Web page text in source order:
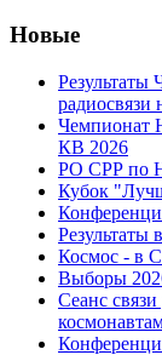
Новые
Результаты
радиосвязи
Чемпионат
КВ 2026
РО СРР по
Кубок
Результаты
Космос - в
Выборы
Сеанс